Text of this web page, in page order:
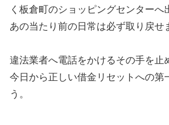
く板倉町のショッピングセンターへ
あの当たり前の日常は必ず取り戻せ
違法業者へ電話をかけるその手を止
今日から正しい借金リセットへの第
う。